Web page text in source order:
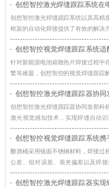
创想智控激光焊缝跟踪系统在
创想智控激光焊缝跟踪系统以其高精
框架的自动化焊接提供了有效的解决
低了生产成本，提升了企业的竞争力
创想智控视觉焊缝跟踪系统
箱散热片焊接智能化升级
针对新能源电池箱散热片焊接过程中
繁等难题，创想智控的视觉焊缝跟踪
接过程智能化升级。
创想智控激光焊缝跟踪器协
准自动化
创想智控激光焊缝跟踪器协同发那科
激光视觉感知技术，实现焊缝自动
偏，提升机器人焊接系统对车辆转向
创想智控视觉焊缝跟踪系统
接智能化升级
酿酒桶采用镜面不锈钢材料，焊接过
公差、组对误差、装夹偏差以及焊
化，创想智控视觉焊缝跟踪系统通过
酿酒桶焊接智能化升级。
创想智控激光焊缝跟踪器实